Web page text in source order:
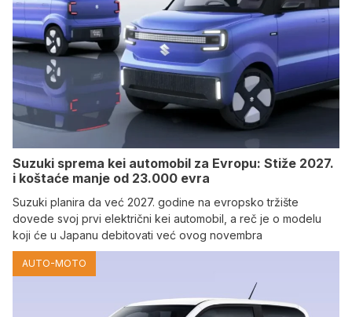
Suzuki sprema kei automobil za Evropu: Stiže 2027.
i koštaće manje od 23.000 evra
Suzuki planira da već 2027. godine na evropsko tržište
dovede svoj prvi električni kei automobil, a reč je o modelu
koji će u Japanu debitovati već ovog novembra
AUTO-MOTO